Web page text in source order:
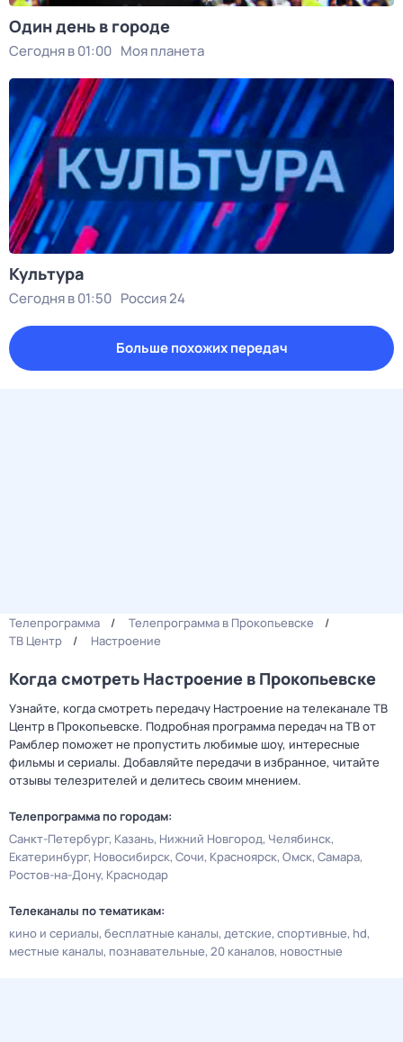
Один день в городе
Сегодня в 01:00 Моя планета
Культура
Сегодня в 01:50 Россия 24
Больше похожих передач
Телепрограмма
Телепрограмма в Прокопьевске
ТВ Центр
Настроение
Когда смотреть Настроение в Прокопьевске
Узнайте, когда смотреть передачу Настроение на телеканале ТВ
Центр в Прокопьевске. Подробная программа передач на ТВ от
Рамблер поможет не пропустить любимые шоу, интересные
фильмы и сериалы. Добавляйте передачи в избранное, читайте
отзывы телезрителей и делитесь своим мнением.
Телепрограмма по городам:
Санкт-Петербург Казань Нижний Новгород Челябинск
Екатеринбург Новосибирск Сочи Красноярск Омск Самара
Ростов-на-Дону Краснодар
Телеканалы по тематикам:
кино и сериалы бесплатные каналы детские спортивные hd
местные каналы познавательные 20 каналов новостные